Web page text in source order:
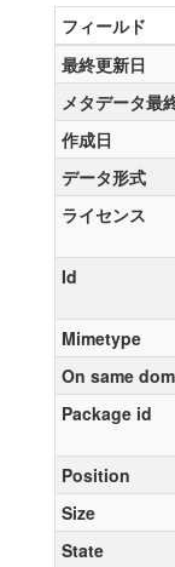
フィールド
最終更新日
メタデータ最
作成日
データ形式
ライセンス
Id
Mimetype
On same
Package id
Position
Size
State